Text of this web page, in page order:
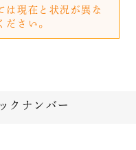
は現在と状況が異な
ださい。
クナンバー